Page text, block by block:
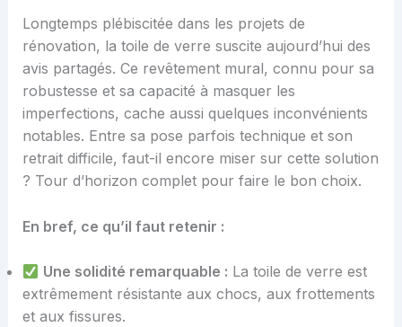
Longtemps plébiscitée dans les projets de
rénovation, la toile de verre suscite aujourd’hui des
avis partagés. Ce revêtement mural, connu pour sa
robustesse et sa capacité à masquer les
imperfections, cache aussi quelques inconvénients
notables. Entre sa pose parfois technique et son
retrait difficile, faut-il encore miser sur cette solution
? Tour d’horizon complet pour faire le bon choix.
En bref, ce qu’il faut retenir :
Une solidité remarquable : La toile de verre est
extrêmement résistante aux chocs, aux frottements
et aux fissures.